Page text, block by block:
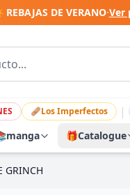
DE VERANO·Ver
🩹Los Imperfectos |
manga 🎁Catalogue